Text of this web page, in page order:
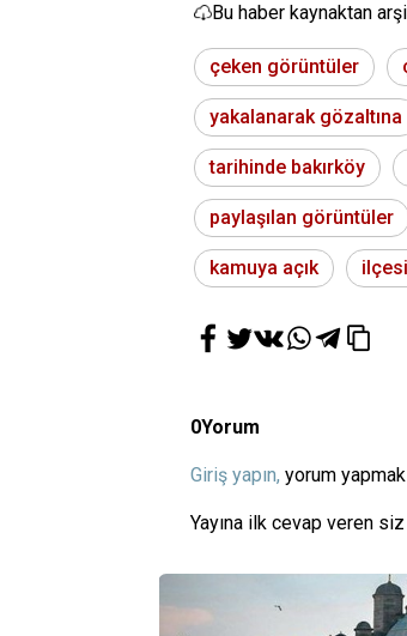
Bu haber kaynaktan
çeken görüntüler
yakalanarak gözaltına
tarihinde bakırköy
paylaşılan görüntüler
kamuya açık
0Yorum
Giriş yapın, yorum yapmak
Yayına ilk cevap veren siz